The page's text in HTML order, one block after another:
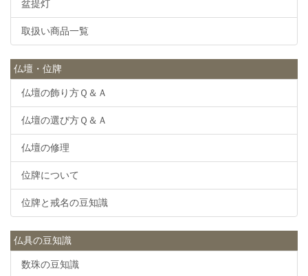
盆提灯
取扱い商品一覧
仏壇・位牌
仏壇の飾り方Ｑ＆Ａ
仏壇の選び方Ｑ＆Ａ
仏壇の修理
位牌について
位牌と戒名の豆知識
仏具の豆知識
数珠の豆知識